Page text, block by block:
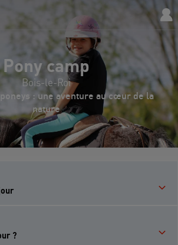
Pony camp
Bois-le-Roi
: une aventure au cœur de la
nature
?